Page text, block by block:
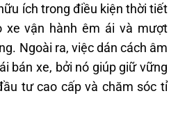
ích trong điều kiện thời tiết
xe vận hành êm ái và mượt
Ngoài ra, việc dán cách âm
bán xe, bởi nó giúp giữ vững
tư cao cấp và chăm sóc tỉ